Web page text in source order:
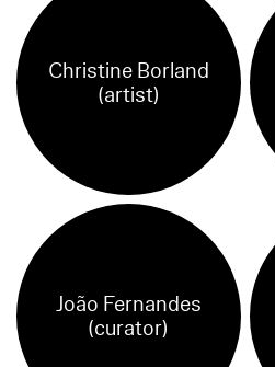
Christine Borland
(artist)
João Fernandes
(curator)